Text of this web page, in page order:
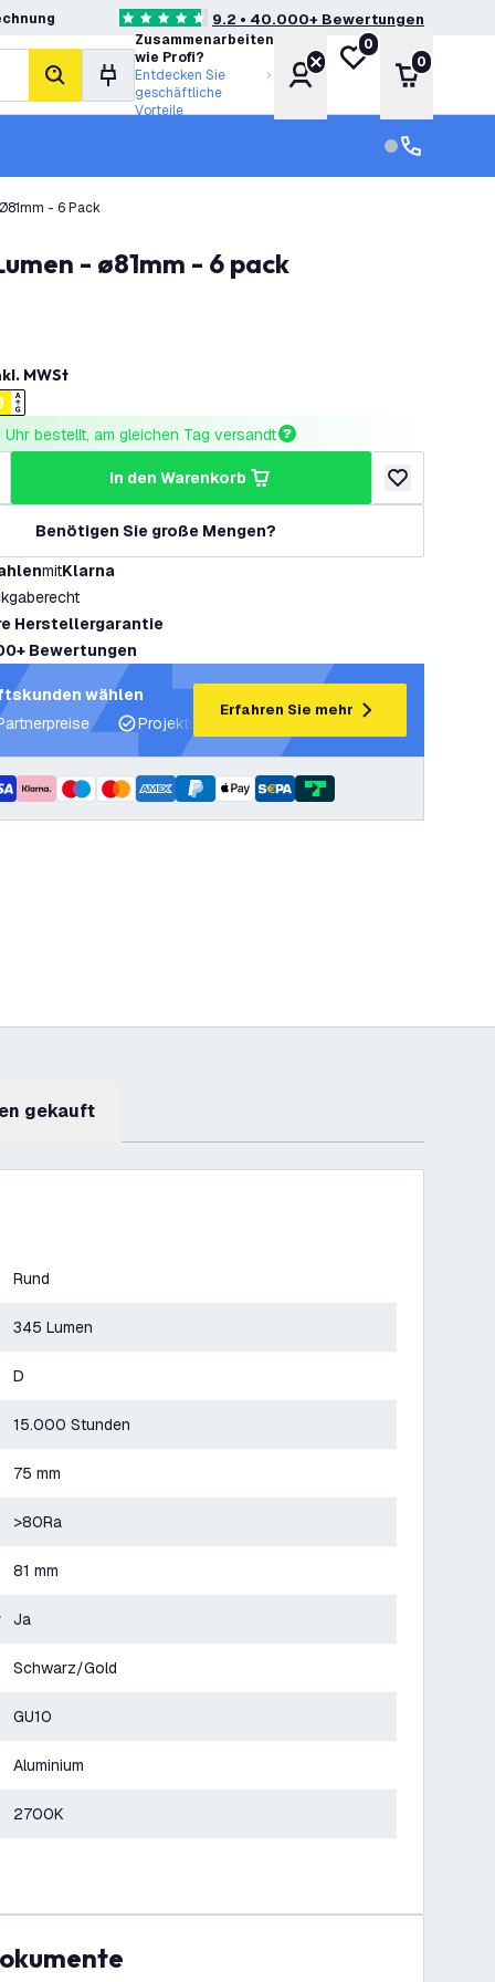
4.6 Bewertungssterne9.2 • 40.000+ Bewertungen
Suche
Zusammenarbeiten
wie Profi?
Entdecken Sie
geschäftliche
Vorteile
Konto
Meine Wunschliste
0
Warenkorb
0
- 6 Pack
- ø81mm - 6 pack
MWSt
bestellt, am gleichen Tag versandt
erhöhenin den Warenkorb
zur
Benötigen Sie große Mengen?
mitKlarna
Herstellergarantie
Bewertungen
wählen
Projektunterstützung und Lichtpläne
Erfahren Sie mehr
gekauft
Rund
345 Lumen
D
15.000 Stunden
75 mm
>80Ra
81 mm
Ja
Schwarz/Gold
GU10
Aluminium
2700K